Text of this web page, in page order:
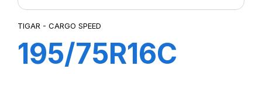
TIGAR - CARGO SPEED
195/75R16C